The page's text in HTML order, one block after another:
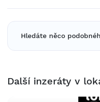
Hledáte něco
Další inzeráty v